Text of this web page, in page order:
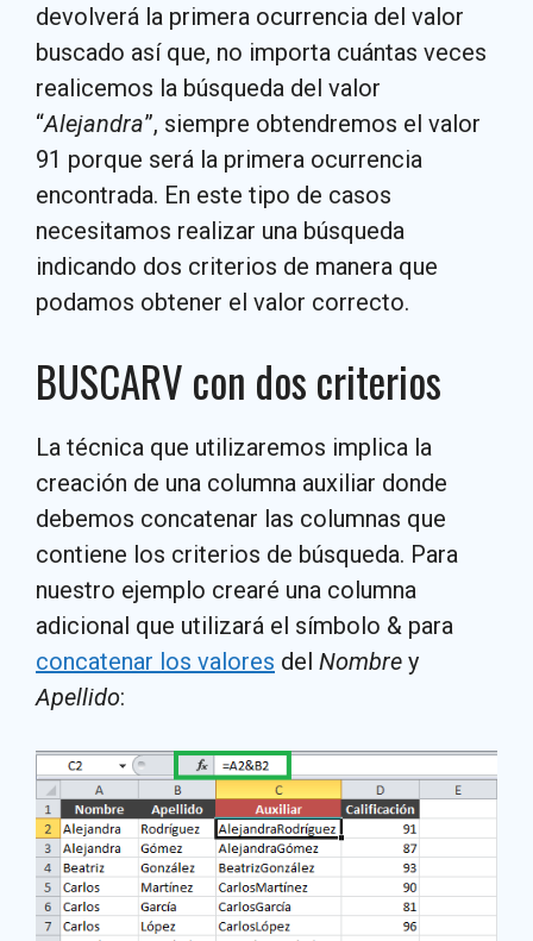
devolverá la primera ocurrencia del valor
buscado así que, no importa cuántas veces
realicemos la búsqueda del valor
“Alejandra”, siempre obtendremos el valor
91 porque será la primera ocurrencia
encontrada. En este tipo de casos
necesitamos realizar una búsqueda
indicando dos criterios de manera que
podamos obtener el valor correcto.
BUSCARV con dos criterios
La técnica que utilizaremos implica la
creación de una columna auxiliar donde
debemos concatenar las columnas que
contiene los criterios de búsqueda. Para
nuestro ejemplo crearé una columna
adicional que utilizará el símbolo & para
concatenar los valores del Nombre y
Apellido: